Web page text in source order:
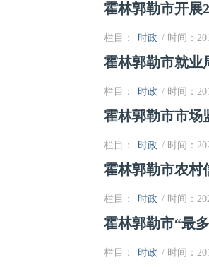
霍林郭勒市开展
栏目： 时政 / 时间：
霍林郭勒市就业
栏目： 时政 / 时间：
霍林郭勒市市场
栏目： 时政 / 时间：
霍林郭勒市农村
栏目： 时政 / 时间：
霍林郭勒市“最
栏目： 时政 / 时间：